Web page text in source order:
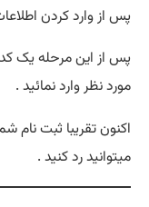
پس از وارد کردن
پس از این مرحله یک
مورد نظر وارد نمائید .
میتوانید رد کنید .